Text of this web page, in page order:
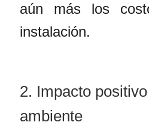
aún más los
instalación.
2. Impacto
ambiente